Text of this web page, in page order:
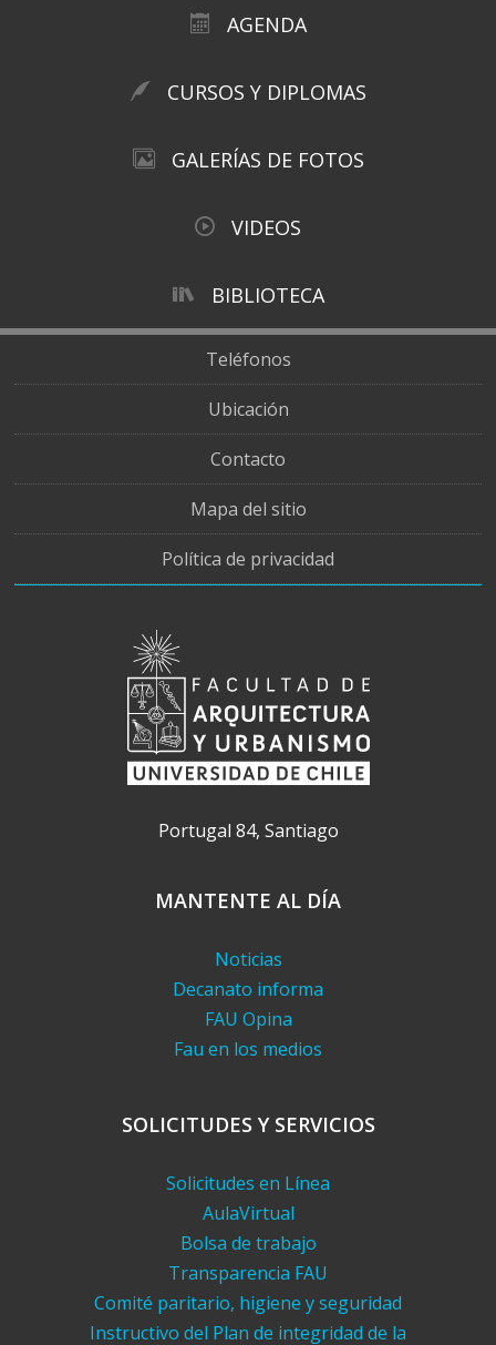
AGENDA
CURSOS Y DIPLOMAS
GALERÍAS DE FOTOS
VIDEOS
BIBLIOTECA
Teléfonos
Ubicación
Contacto
Mapa del sitio
Política de privacidad
Portugal 84, Santiago
MANTENTE AL DÍA
Noticias
Decanato informa
FAU Opina
Fau en los medios
SOLICITUDES Y SERVICIOS
Solicitudes en Línea
AulaVirtual
Bolsa de trabajo
Transparencia FAU
Comité paritario, higiene y seguridad
Instructivo del Plan de integridad de la